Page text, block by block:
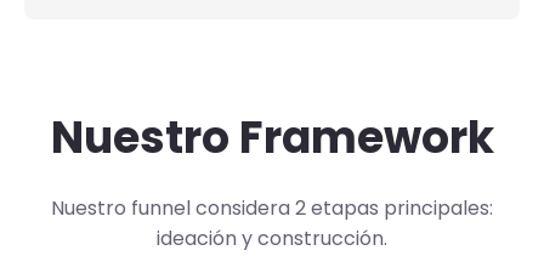
Nuestro Framework
Nuestro funnel considera 2 etapas principales:
ideación y construcción.